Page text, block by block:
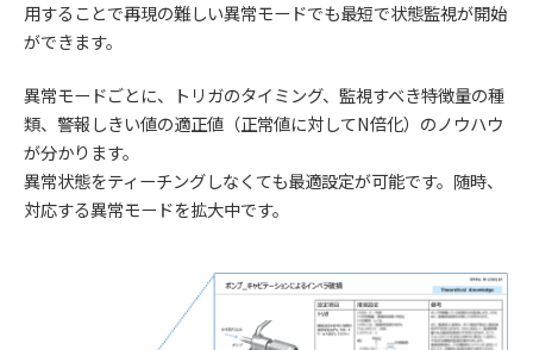
用することで再現の難しい異常モードでも最短で状態監視が開始
ができます。
異常モードごとに、トリガのタイミング、監視すべき特徴量の種
類、警報しきい値の適正値（正常値に対してN倍化）のノウハウ
が分かります。
異常状態をティーチングしなくても最適設定が可能です。随時、
対応する異常モードを拡大中です。